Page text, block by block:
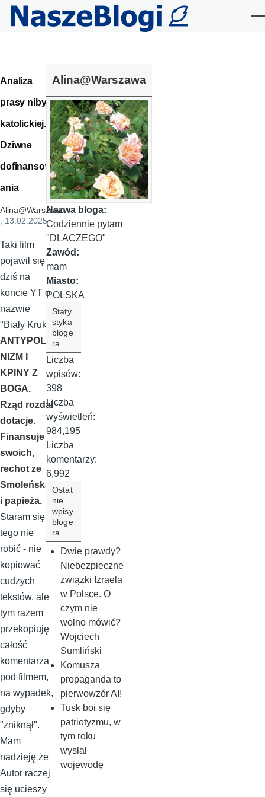
Przejdź do treści
Analiza
prasy niby-
katolickiej.
Dziwne
dofinansow
ania
Alina@Warszawa
, 13.02.2025
Taki film
pojawił się
dziś na
koncie YT o
nazwie
"Biały Kruk":
ANTYPOLO
NIZM I
KPINY Z
BOGA.
Rząd rozdał
dotacje.
Finansuje
swoich,
rechot ze
Smoleńska
i papieża.
Staram się
tego nie
robić - nie
kopiować
cudzych
tekstów, ale
tym razem
przekopiuję
całość
komentarza
pod filmem,
na wypadek,
gdyby
"zniknął".
Mam
nadzieję że
Autor raczej
się ucieszy
Alina@Warszawa
Nazwa bloga:
Codziennie pytam
"DLACZEGO"
Zawód:
mam
Miasto:
POLSKA
Staty
styka
bloge
ra
Liczba
wpisów:
398
Liczba
wyświetleń:
984,195
Liczba
komentarzy:
6,992
Ostat
nie
wpisy
bloge
ra
Dwie prawdy?
Niebezpieczne
związki Izraela
w Polsce. O
czym nie
wolno mówić?
Wojciech
Sumliński
Komusza
propaganda to
pierwowzór AI!
Tusk boi się
patriotyzmu, w
tym roku
wysłał
wojewodę